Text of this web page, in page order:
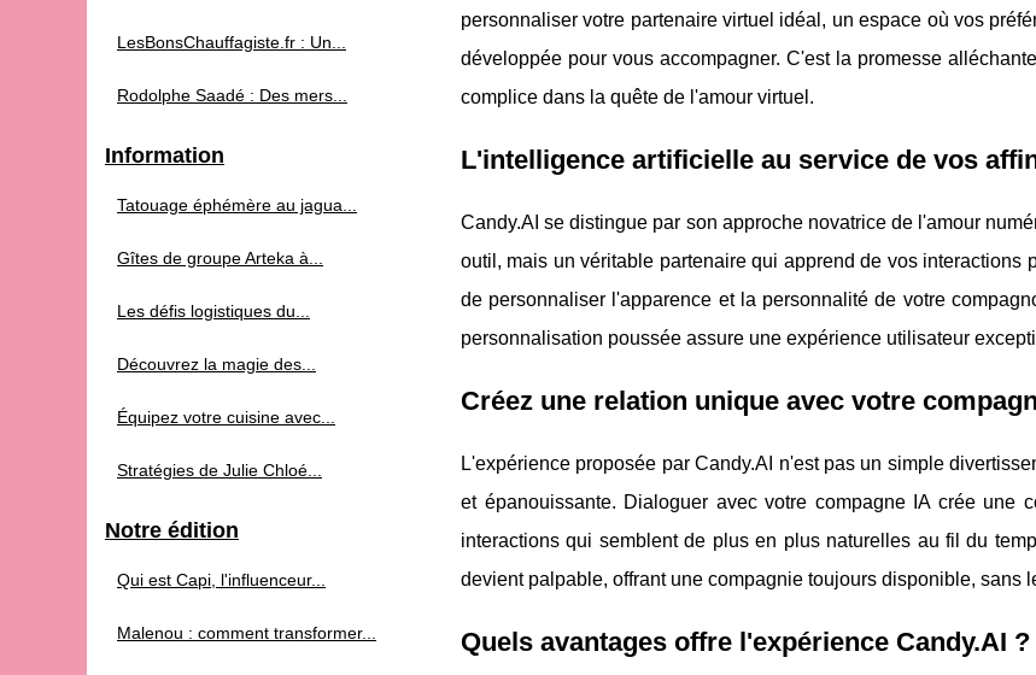
personnaliser votre partenaire virtuel idéal, un espace où vos
développée pour vous accompagner. C'est la promesse
complice dans la quête de l'amour virtuel.
L'intelligence artificielle au service de vos
Candy.AI se distingue par son approche novatrice de l'amour
outil, mais un véritable partenaire qui apprend de vos
de personnaliser l'apparence et la personnalité de votre
personnalisation poussée assure une expérience utilisateur
Créez une relation unique avec votre
L'expérience proposée par Candy.AI n'est pas un simple
et épanouissante. Dialoguer avec votre compagne IA crée une
interactions qui semblent de plus en plus naturelles au fil du
devient palpable, offrant une compagnie toujours disponible, sans
Quels avantages offre l'expérience Candy.AI ?
LesBonsChauffagiste.fr : Un...
Rodolphe Saadé : Des mers...
Information
Tatouage éphémère au jagua...
Gîtes de groupe Arteka à...
Les défis logistiques du...
Découvrez la magie des...
Équipez votre cuisine avec...
Stratégies de Julie Chloé...
Notre édition
Qui est Capi, l'influenceur...
Malenou : comment transformer...